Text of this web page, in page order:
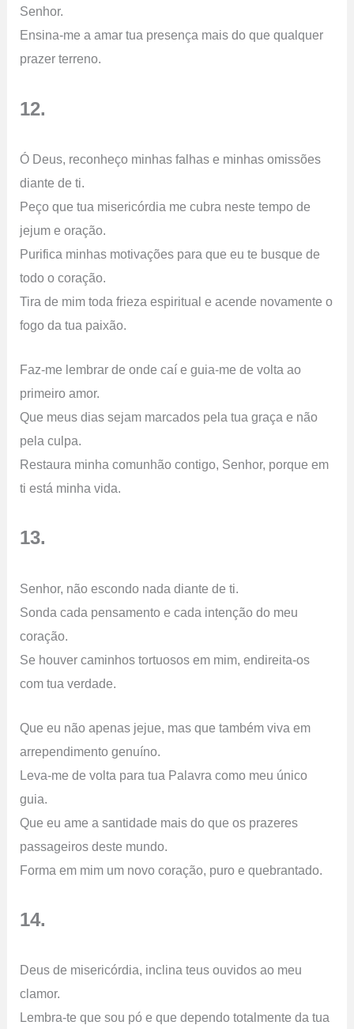
Senhor.
Ensina-me a amar tua presença mais do que qualquer
prazer terreno.
12.
Ó Deus, reconheço minhas falhas e minhas omissões
diante de ti.
Peço que tua misericórdia me cubra neste tempo de
jejum e oração.
Purifica minhas motivações para que eu te busque de
todo o coração.
Tira de mim toda frieza espiritual e acende novamente o
fogo da tua paixão.
Faz-me lembrar de onde caí e guia-me de volta ao
primeiro amor.
Que meus dias sejam marcados pela tua graça e não
pela culpa.
Restaura minha comunhão contigo, Senhor, porque em
ti está minha vida.
13.
Senhor, não escondo nada diante de ti.
Sonda cada pensamento e cada intenção do meu
coração.
Se houver caminhos tortuosos em mim, endireita-os
com tua verdade.
Que eu não apenas jejue, mas que também viva em
arrependimento genuíno.
Leva-me de volta para tua Palavra como meu único
guia.
Que eu ame a santidade mais do que os prazeres
passageiros deste mundo.
Forma em mim um novo coração, puro e quebrantado.
14.
Deus de misericórdia, inclina teus ouvidos ao meu
clamor.
Lembra-te que sou pó e que dependo totalmente da tua